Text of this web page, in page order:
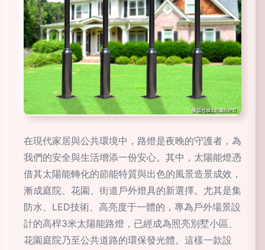
在現代家居與公共環境中，路燈是夜晚的守護者，為
我們的安全與生活增添一份安心。其中，太陽能燈憑
借其太陽能轉化的節能特質與出色的風景造景成效，
漸成庭院、花園、街道戶外燈具的新選擇。尤其是集
防水、LED技術、高亮度于一體的，專為戶外場景設
計的高桿3米太陽能路燈，已經成為照亮別墅小區、
花園庭院乃至公共道路的環保發光體。這樣一款設